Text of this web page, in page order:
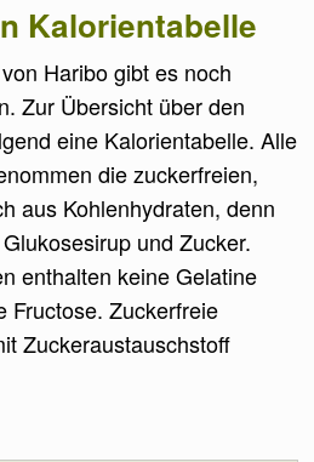
Kalorientabelle
Haribo gibt es noch
Zur Übersicht über den
eine Kalorientabelle. Alle
die zuckerfreien,
aus Kohlenhydraten, denn
und Zucker.
enthalten keine Gelatine
Fructose. Zuckerfreie
Zuckeraustauschstoff